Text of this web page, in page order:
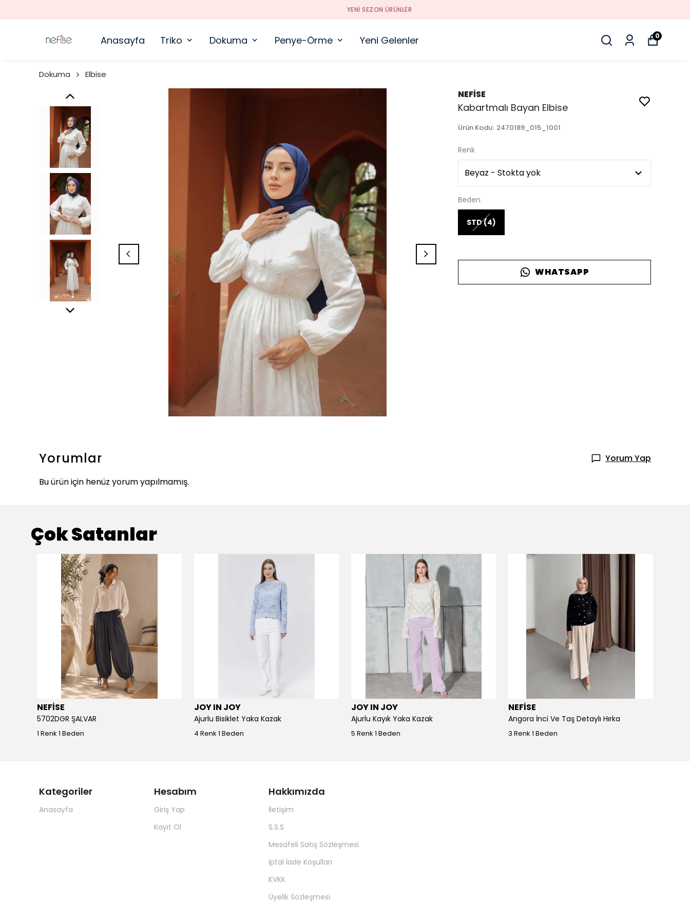
YENI SEZON ÜRÜNLER
Anasayfa Triko Dokuma Penye-Örme Yeni Gelenler 0
Dokuma Elbise
NEFİSE
Kabartmalı Bayan Elbise
Ürün Kodu: 2470189_015_1001
Renk
Beden
STD (4)
WHATSAPP
Yorumlar
Yorum Yap
Bu ürün için henüz yorum yapılmamış.
Çok Satanlar
NEFİSE
5702DGR ŞALVAR
1 Renk 1 Beden
JOY IN JOY
Ajurlu Bisiklet Yaka Kazak
4 Renk 1 Beden
JOY IN JOY
Ajurlu Kayık Yaka Kazak
5 Renk 1 Beden
NEFİSE
Angora İnci Ve Taş Detaylı Hırka
3 Renk 1 Beden
Kategoriler
Anasayfa
Hesabım
Giriş Yap
Kayıt Ol
Hakkımızda
İletişim
S.S.S
Mesafeli Satış Sözleşmesi
İptal İade Koşulları
KVKK
Üyelik Sözleşmesi